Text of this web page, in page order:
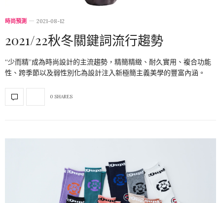
時尚預測 2021-08-12
2021/22秋冬關鍵詞流行趨勢
“少而精”成為時尚設計的主流趨勢，精簡精緻、耐久實用、複合功能
性、跨季節以及弱性別化為設計注入新極簡主義美學的豐富內涵。
0 SHARES